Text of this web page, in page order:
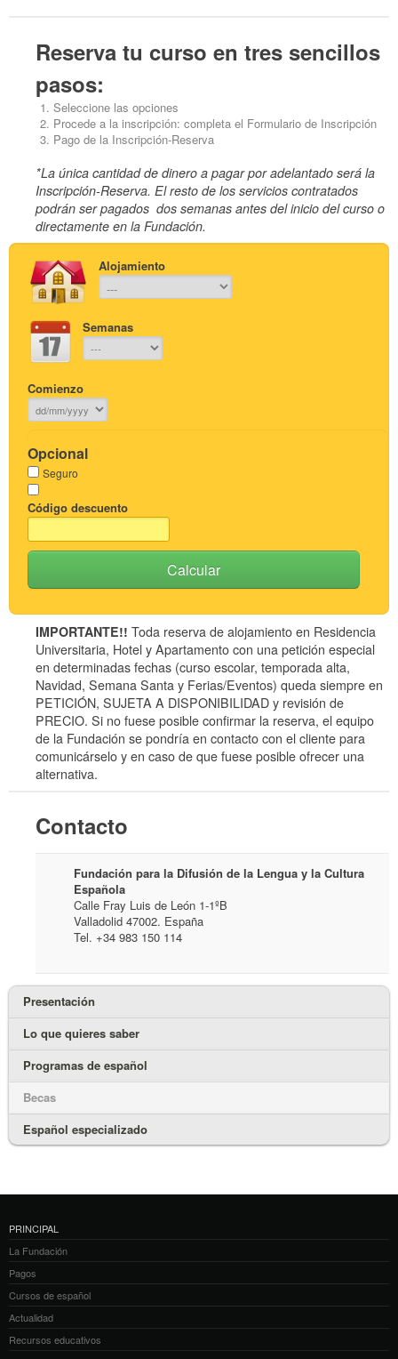
Reserva tu curso en tres sencillos
pasos:
Seleccione las opciones
Procede a la inscripción: completa el Formulario de Inscripción
Pago de la Inscripción-Reserva
*La única cantidad de dinero a pagar por adelantado será la
Inscripción-Reserva. El resto de los servicios contratados
podrán ser pagados dos semanas antes del inicio del curso o
directamente en la Fundación.
Alojamiento
Semanas
Comienzo
Opcional
Seguro
Código descuento
Calcular
IMPORTANTE!! Toda reserva de alojamiento en Residencia
Universitaria, Hotel y Apartamento con una petición especial
en determinadas fechas (curso escolar, temporada alta,
Navidad, Semana Santa y Ferias/Eventos) queda siempre en
PETICIÓN, SUJETA A DISPONIBILIDAD y revisión de
PRECIO. Si no fuese posible confirmar la reserva, el equipo
de la Fundación se pondría en contacto con el cliente para
comunicárselo y en caso de que fuese posible ofrecer una
alternativa.
Contacto
Fundación para la Difusión de la Lengua y la Cultura
Española
Calle Fray Luis de León 1-1ºB
Valladolid 47002. España
Tel. +34 983 150 114
Presentación
Lo que quieres saber
Programas de español
Becas
Español especializado
PRINCIPAL
La Fundación
Pagos
Cursos de español
Actualidad
Recursos educativos